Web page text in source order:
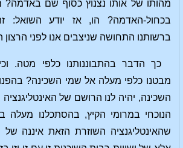
מהותו של אותו נצנוץ כסוף שם באדמה?
בכחול-האדמה? הו, אז יודע השואל:
ברשותנו התחושה שניצבים אנו לפני הרצון
כך הדבר בהתבוננותנו כלפי מטה.
מבטנו כלפי מעלה אל שמי השכינה?
השכינה, יהיה לנו הרושם של
הנוכחי במרומי הקיץ, בהסתכלנו מעלה
שהאינטליגנציה השוזרת הזאת איננה